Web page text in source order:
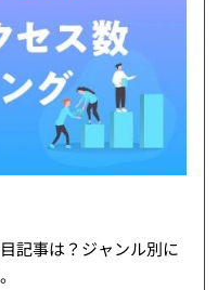
記事は？ジャンル別に